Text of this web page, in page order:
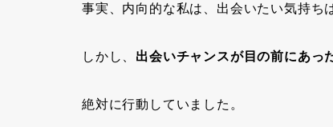
事実、内向的な私は、出会いたい気持ち
しかし、 出会いチャンスが目の前にあっ
絶対に行動していました。